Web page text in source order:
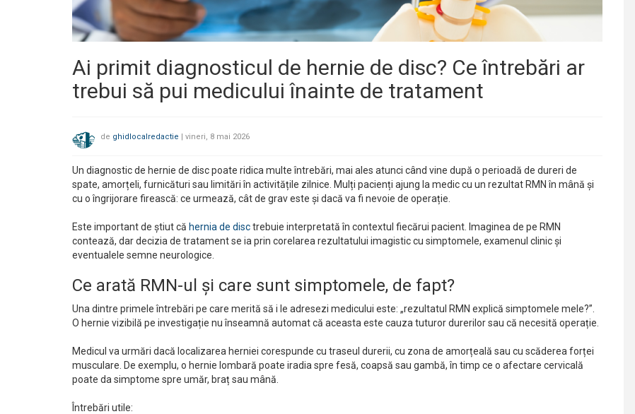
Ai primit diagnosticul de hernie de disc? Ce întrebări ar
trebui să pui medicului înainte de tratament
de ghidlocalredactie | vineri, 8 mai 2026
Un diagnostic de hernie de disc poate ridica multe întrebări, mai ales atunci când vine după o perioadă de dureri de
spate, amorțeli, furnicături sau limitări în activitățile zilnice. Mulți pacienți ajung la medic cu un rezultat RMN în mână și
cu o îngrijorare firească: ce urmează, cât de grav este și dacă va fi nevoie de operație.
Este important de știut că hernia de disctrebuie interpretată în contextul fiecărui pacient. Imaginea de pe RMN
contează, dar decizia de tratament se ia prin corelarea rezultatului imagistic cu simptomele, examenul clinic și
eventualele semne neurologice.
Ce arată RMN-ul și care sunt simptomele, de fapt?
Una dintre primele întrebări pe care merită să i le adresezi medicului este: „rezultatul RMN explică simptomele mele?”.
O hernie vizibilă pe investigație nu înseamnă automat că aceasta este cauza tuturor durerilor sau că necesită operație.
Medicul va urmări dacă localizarea herniei corespunde cu traseul durerii, cu zona de amorțeală sau cu scăderea forței
musculare. De exemplu, o hernie lombară poate iradia spre fesă, coapsă sau gambă, în timp ce o afectare cervicală
poate da simptome spre umăr, braț sau mână.
Întrebări utile: